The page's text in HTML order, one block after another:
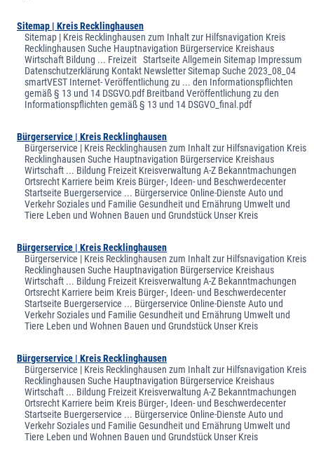
Sitemap | Kreis Recklinghausen
Sitemap | Kreis Recklinghausen zum Inhalt zur Hilfsnavigation Kreis
Recklinghausen Suche Hauptnavigation Bürgerservice Kreishaus
Wirtschaft Bildung ... Freizeit Startseite Allgemein Sitemap Impressum
Datenschutzerklärung Kontakt Newsletter Sitemap Suche 2023_08_04
smartVEST Internet- Veröffentlichung zu ... den Informationspflichten
gemäß § 13 und 14 DSGVO.pdf Breitband Veröffentlichung zu den
Informationspflichten gemäß § 13 und 14 DSGVO_final.pdf
Bürgerservice | Kreis Recklinghausen
Bürgerservice | Kreis Recklinghausen zum Inhalt zur Hilfsnavigation Kreis
Recklinghausen Suche Hauptnavigation Bürgerservice Kreishaus
Wirtschaft ... Bildung Freizeit Kreisverwaltung A-Z Bekanntmachungen
Ortsrecht Karriere beim Kreis Bürger-, Ideen- und Beschwerdecenter
Startseite Buergerservice ... Bürgerservice Online-Dienste Auto und
Verkehr Soziales und Familie Gesundheit und Ernährung Umwelt und
Tiere Leben und Wohnen Bauen und Grundstück Unser Kreis
Bürgerservice | Kreis Recklinghausen
Bürgerservice | Kreis Recklinghausen zum Inhalt zur Hilfsnavigation Kreis
Recklinghausen Suche Hauptnavigation Bürgerservice Kreishaus
Wirtschaft ... Bildung Freizeit Kreisverwaltung A-Z Bekanntmachungen
Ortsrecht Karriere beim Kreis Bürger-, Ideen- und Beschwerdecenter
Startseite Buergerservice ... Bürgerservice Online-Dienste Auto und
Verkehr Soziales und Familie Gesundheit und Ernährung Umwelt und
Tiere Leben und Wohnen Bauen und Grundstück Unser Kreis
Bürgerservice | Kreis Recklinghausen
Bürgerservice | Kreis Recklinghausen zum Inhalt zur Hilfsnavigation Kreis
Recklinghausen Suche Hauptnavigation Bürgerservice Kreishaus
Wirtschaft ... Bildung Freizeit Kreisverwaltung A-Z Bekanntmachungen
Ortsrecht Karriere beim Kreis Bürger-, Ideen- und Beschwerdecenter
Startseite Buergerservice ... Bürgerservice Online-Dienste Auto und
Verkehr Soziales und Familie Gesundheit und Ernährung Umwelt und
Tiere Leben und Wohnen Bauen und Grundstück Unser Kreis